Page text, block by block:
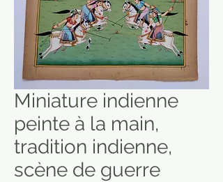
Miniature indienne
peinte à la main,
tradition indienne,
scène de guerre